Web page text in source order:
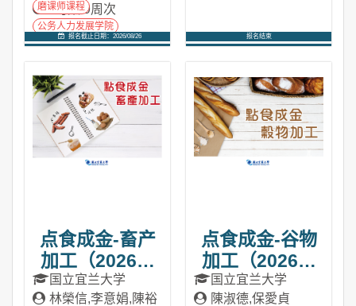
7时数/9周次
磨课师课程
公务人力发展学院
报名截止日期：2026/08/26 报名结束
点食成金-畜产
加工（2026春
季班）
国立宜兰大学
林榮信,李意娟,陳裕
点食成金-谷物
加工（2026春
季班）
国立宜兰大学
陳淑德,保愛貞